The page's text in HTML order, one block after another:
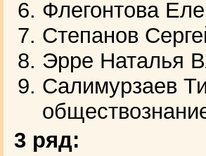
Флегонтова
Степанов
Эрре Наталья
Салимурзаев
3 ряд: